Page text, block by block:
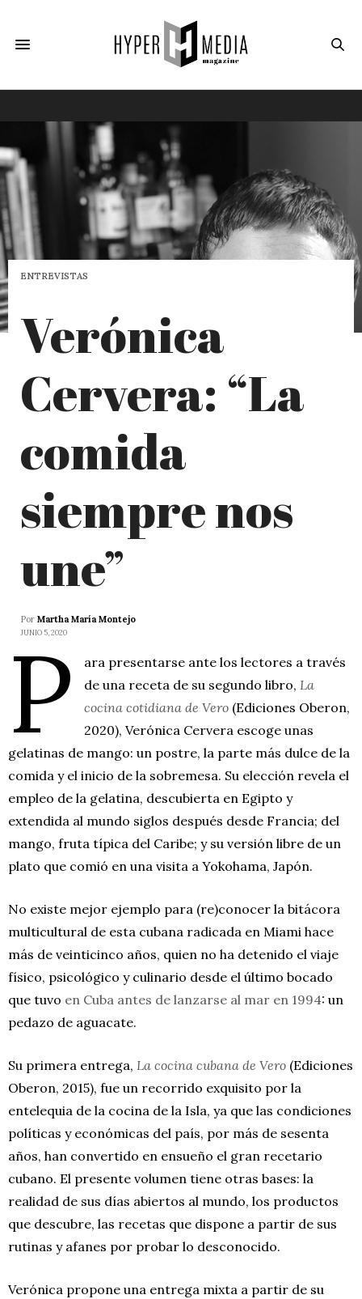
ENTREVISTAS
Verónica
Cervera: “La
comida
siempre nos
une”
Por Martha María Montejo
JUNIO 5, 2020
P
ara presentarse ante los lectores a través
de una receta de su segundo libro, La
cocina cotidiana de Vero (Ediciones Oberon,
2020), Verónica Cervera escoge unas
gelatinas de mango: un postre, la parte más dulce de la
comida y el inicio de la sobremesa. Su elección revela el
empleo de la gelatina, descubierta en Egipto y
extendida al mundo siglos después desde Francia; del
mango, fruta típica del Caribe; y su versión libre de un
plato que comió en una visita a Yokohama, Japón.
No existe mejor ejemplo para (re)conocer la bitácora
multicultural de esta cubana radicada en Miami hace
más de veinticinco años, quien no ha detenido el viaje
físico, psicológico y culinario desde el último bocado
que tuvo en Cuba antes de lanzarse al mar en 1994: un
pedazo de aguacate.
Su primera entrega, La cocina cubana de Vero (Ediciones
Oberon, 2015), fue un recorrido exquisito por la
entelequia de la cocina de la Isla, ya que las condiciones
políticas y económicas del país, por más de sesenta
años, han convertido en ensueño el gran recetario
cubano. El presente volumen tiene otras bases: la
realidad de sus días abiertos al mundo, los productos
que descubre, las recetas que dispone a partir de sus
rutinas y afanes por probar lo desconocido.
Verónica propone una entrega mixta a partir de su